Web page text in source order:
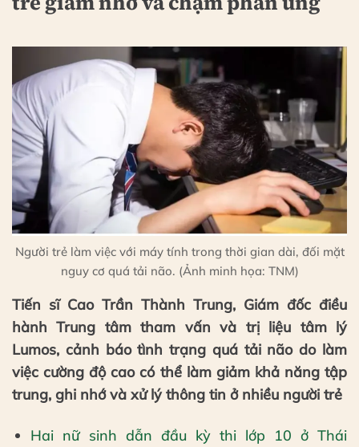
Người trẻ làm việc với máy tính trong thời gian dài, đối mặt
nguy cơ quá tải não. (Ảnh minh họa: TNM)
Tiến sĩ Cao Trần Thành Trung, Giám đốc điều
hành Trung tâm tham vấn và trị liệu tâm lý
Lumos, cảnh báo tình trạng quá tải não do làm
việc cường độ cao có thể làm giảm khả năng tập
trung, ghi nhớ và xử lý thông tin ở nhiều người trẻ
Hai nữ sinh dẫn đầu kỳ thi lớp 10 ở Thái